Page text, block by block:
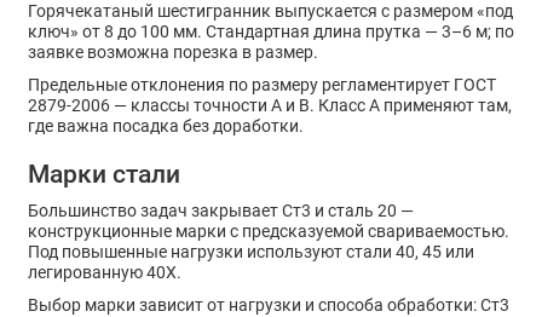
Горячекатаный шестигранник выпускается с размером «под
ключ» от 8 до 100 мм. Стандартная длина прутка — 3–6 м; по
заявке возможна порезка в размер.
Предельные отклонения по размеру регламентирует ГОСТ
2879-2006 — классы точности A и B. Класс A применяют там,
где важна посадка без доработки.
Марки стали
Большинство задач закрывает Ст3 и сталь 20 —
конструкционные марки с предсказуемой свариваемостью.
Под повышенные нагрузки используют стали 40, 45 или
легированную 40Х.
Выбор марки зависит от нагрузки и способа обработки: Ст3